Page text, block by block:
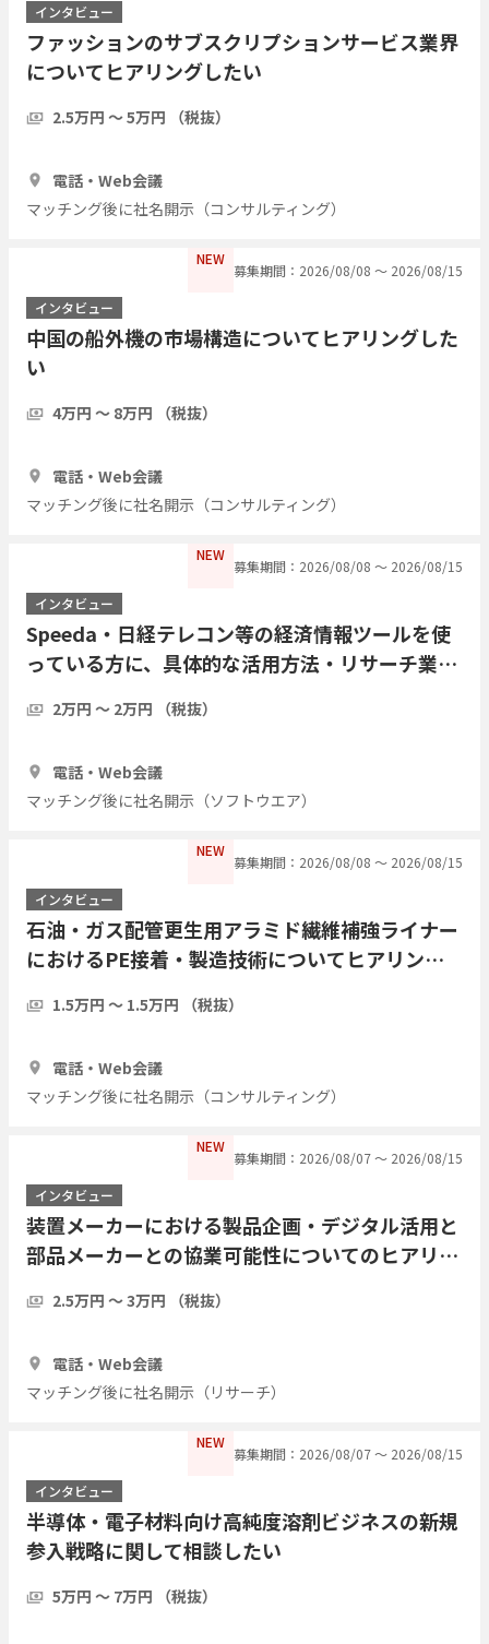
インタビュー
ファッションのサブスクリプションサービス業界
についてヒアリングしたい
2.5万円 〜 5万円 （税抜）
電話・Web会議
マッチング後に社名開示（コンサルティング）
NEW
募集期間：2026/08/08 〜 2026/08/15
インタビュー
中国の船外機の市場構造についてヒアリングした
い
4万円 〜 8万円 （税抜）
電話・Web会議
マッチング後に社名開示（コンサルティング）
NEW
募集期間：2026/08/08 〜 2026/08/15
インタビュー
Speeda・日経テレコン等の経済情報ツールを使
っている方に、具体的な活用方法・リサーチ業務
2万円 〜 2万円 （税抜）
電話・Web会議
マッチング後に社名開示（ソフトウエア）
NEW
募集期間：2026/08/08 〜 2026/08/15
インタビュー
石油・ガス配管更生用アラミド繊維補強ライナー
におけるPE接着・製造技術についてヒアリング
1.5万円 〜 1.5万円 （税抜）
電話・Web会議
マッチング後に社名開示（コンサルティング）
NEW
募集期間：2026/08/07 〜 2026/08/15
インタビュー
装置メーカーにおける製品企画・デジタル活用と
部品メーカーとの協業可能性についてのヒアリン
2.5万円 〜 3万円 （税抜）
電話・Web会議
マッチング後に社名開示（リサーチ）
NEW
募集期間：2026/08/07 〜 2026/08/15
インタビュー
半導体・電子材料向け高純度溶剤ビジネスの新規
参入戦略に関して相談したい
5万円 〜 7万円 （税抜）